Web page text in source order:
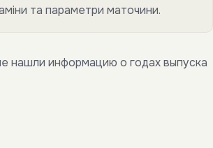
та параметри маточини.
нашли информацию о годах выпуска